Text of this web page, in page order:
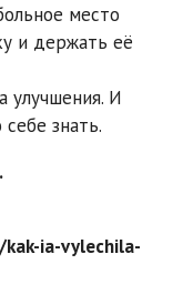
место
и держать её
улучшения. И
знать.
ia-vylechila-